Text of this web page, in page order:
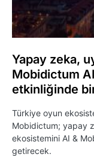
Yapay zeka,
Mobidictum
etkinliğinde
Türkiye oyun
Mobidictum; yapay
ekosistemini AI &
getirecek.